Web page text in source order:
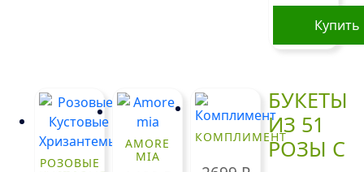
Купить
РОЗОВЫЕ
AMORE
MIA
КОМПЛИМЕНТ
БУКЕТЫ
ИЗ 51
РОЗЫ С